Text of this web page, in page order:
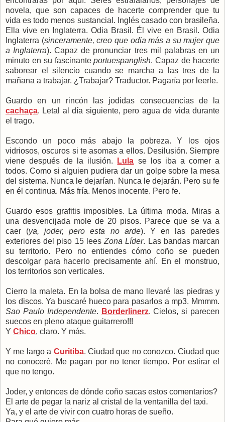
novela, que son capaces de hacerte comprender que tu
vida es todo menos sustancial. Inglés casado con brasileña.
Ella vive en Inglaterra. Odia Brasil. Él vive en Brasil. Odia
Inglaterra (sinceramente, creo que odia más a su mujer que
a Inglaterra). Capaz de pronunciar tres mil palabras en un
minuto en su fascinanteportuespanglish. Capaz de hacerte
saborear el silencio cuando se marcha a las tres de la
mañana a trabajar. ¿Trabajar? Traductor. Pagaría por leerle.
Guardo en un rincón las jodidas consecuencias de la
cachaça. Letal al día siguiente, pero agua de vida durante
el trago.
Escondo un poco más abajo la pobreza. Y los ojos
vidriosos, oscuros si te asomas a ellos. Desilusión. Siempre
viene después de la ilusión.
Lula se los iba a comer a
todos. Como si alguien pudiera dar un golpe sobre la mesa
del sistema. Nunca le dejarían. Nunca le dejarán. Pero su fe
en él continua. Más fría. Menos inocente. Pero fe.
Guardo esos grafitis imposibles. La última moda. Miras a
una desvencijada mole de 20 pisos. Parece que se va a
caer (ya, joder, pero esta no arde). Y en las paredes
exteriores del piso 15 leesZona Líder. Las bandas marcan
su territorio. Pero no entiendes cómo coño se pueden
descolgar para hacerlo precisamente ahí. En el monstruo,
los territorios son verticales.
Cierro la maleta. En la bolsa de mano llevaré las piedras y
los discos. Ya buscaré hueco para pasarlos a mp3. Mmmm.
Sao Paulo Independente. Borderlinerz. Cielos, si parecen
suecos en pleno ataque guitarrero!!!
Y Chico, claro. Y más.
Y me largo a Curitiba. Ciudad que no conozco. Ciudad que
no conoceré. Me pagan por no tener tiempo. Por estirar el
que no tengo.
Joder, y entonces de dónde coño sacas estos comentarios?
El arte de pegar la nariz al cristal de la ventanilla del taxi.
Ya, y el arte de vivir con cuatro horas de sueño.